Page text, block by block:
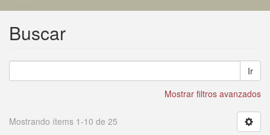
Buscar
Ir
Mostrar filtros avanzados
Mostrando ítems 1-10 de 25